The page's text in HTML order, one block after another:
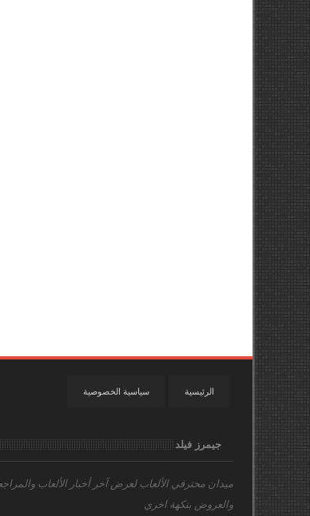
سياسية الخصوصية الرئيسية
جيمرز فيلد
ميدان محترفي الألعابلعرض آخر أخبار الألعاب
والعروض بنكهة اخري